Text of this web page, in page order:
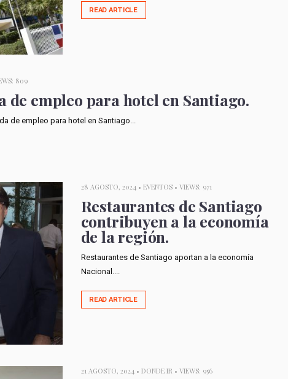
READ ARTICLE
809
de empleo para hotel en Santiago.
de empleo para hotel en Santiago...
28 AGOSTO, 2024 • EVENTOS• VIEWS: 971
Restaurantes de Santiago
contribuyen a la economía
de la región.
Restaurantes de Santiago aportan a la economía
Nacional....
READ ARTICLE
21 AGOSTO, 2024 • DONDE IR • VIEWS: 956